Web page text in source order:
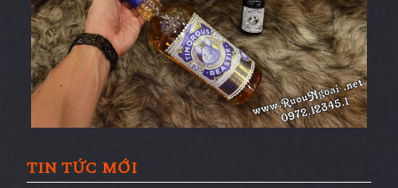
TIN TỨC MỚI